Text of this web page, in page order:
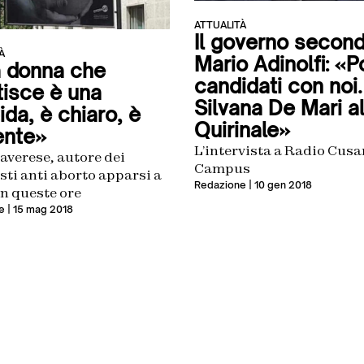
donna che
è una
è chiaro, è
autore dei
anti aborto apparsi a
queste ore
| 15 mag 2018
ATTUALITÀ
Il governo
Mario Adinolfi:
candidati con noi.
Silvana De Mari al
Quirinale»
L’intervista a Radio
Campus
Redazione | 10 gen 2018